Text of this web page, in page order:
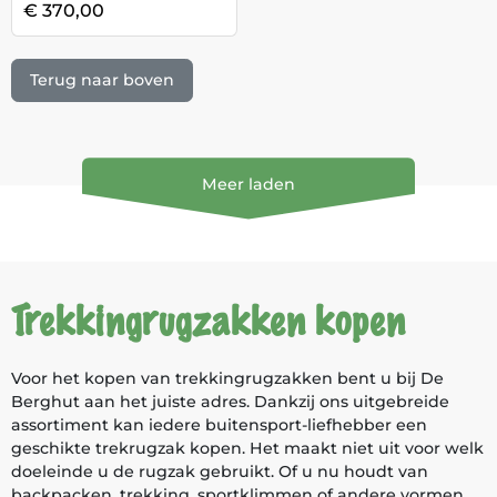
€ 370,00
Terug naar boven
Meer laden
Trekkingrugzakken kopen
Voor het kopen van trekkingrugzakken bent u bij De
Berghut aan het juiste adres. Dankzij ons uitgebreide
assortiment kan iedere buitensport-liefhebber een
geschikte trekrugzak kopen. Het maakt niet uit voor welk
doeleinde u de rugzak gebruikt. Of u nu houdt van